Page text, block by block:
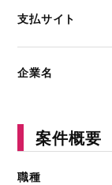
支払サイト
企業名
案件概要
職種